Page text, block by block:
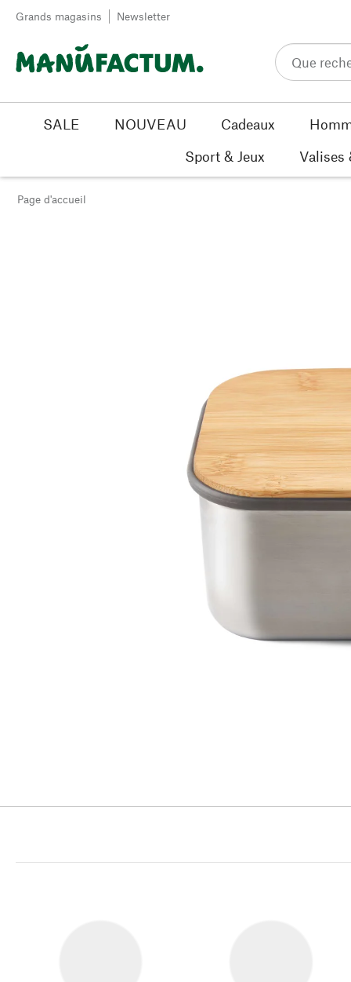
Passer au contenu
Grands magasins Newsletter
SALE NOUVEAU Cadeaux
Sport & Jeux
Valises
Page d'accueil